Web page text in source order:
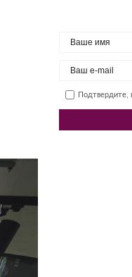
Подтвердите,